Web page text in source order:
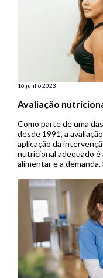
16 junho 2023
Avaliação
Como parte de uma
desde 1991, a
aplicação da
nutricional adequado
alimentar e a
nutricional é […]